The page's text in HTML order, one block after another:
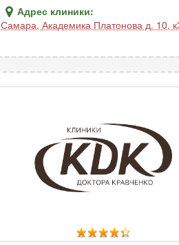
Адрес клиники:
Самара, Академика Платонова д. 10,